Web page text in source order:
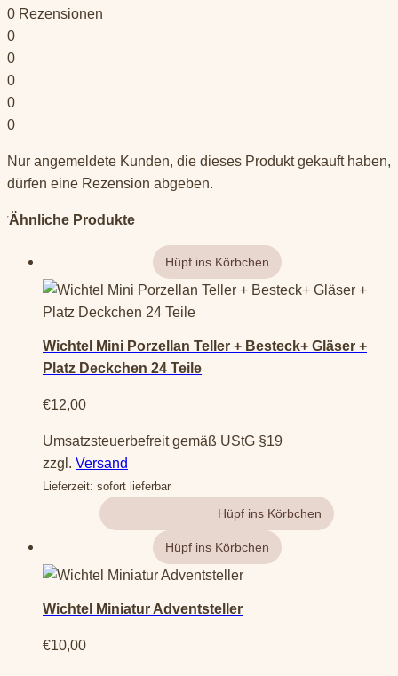
0 Rezensionen
0
0
0
0
0
Nur angemeldete Kunden, die dieses Produkt gekauft haben,
dürfen eine Rezension abgeben.
Ähnliche Produkte
Wichtel Mini Porzellan Teller + Besteck+ Gläser +
Platz Deckchen 24 Teile
€12,00
Umsatzsteuerbefreit gemäß UStG §19
zzgl. Versand
Lieferzeit: sofort lieferbar
Wichtel Miniatur Adventsteller
€10,00